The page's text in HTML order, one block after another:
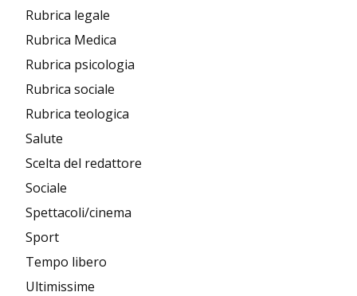
Rubrica legale
Rubrica Medica
Rubrica psicologia
Rubrica sociale
Rubrica teologica
Salute
Scelta del redattore
Sociale
Spettacoli/cinema
Sport
Tempo libero
Ultimissime